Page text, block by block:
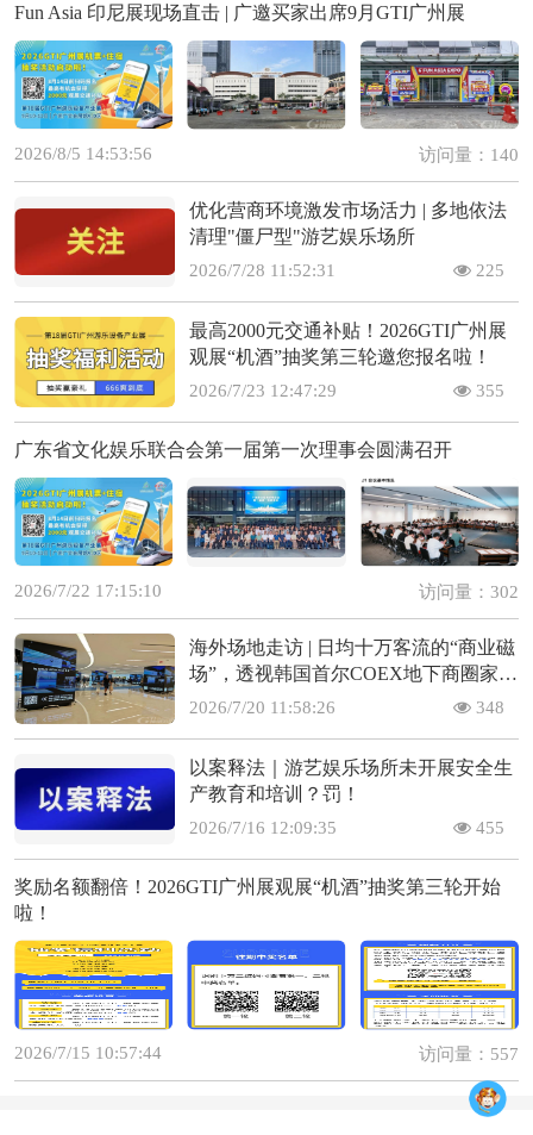
Fun Asia 印尼展现场直击 | 广邀买家出席9月GTI广州展
2026/8/5 14:53:56 访问量：140
优化营商环境激发市场活力 | 多地依法
清理"僵尸型"游艺娱乐场所
2026/7/28 11:52:31 225
最高2000元交通补贴！2026GTI广州展
观展“机酒”抽奖第三轮邀您报名啦！
2026/7/23 12:47:29 355
广东省文化娱乐联合会第一届第一次理事会圆满召开
2026/7/22 17:15:10 访问量：302
海外场地走访 | 日均十万客流的“商业磁
场”，透视韩国首尔COEX地下商圈家庭
娱乐的场景变现闭环(上)
2026/7/20 11:58:26 348
以案释法｜游艺娱乐场所未开展安全生
产教育和培训？罚！
2026/7/16 12:09:35 455
奖励名额翻倍！2026GTI广州展观展“机酒”抽奖第三轮开始
啦！
2026/7/15 10:57:44 访问量：557